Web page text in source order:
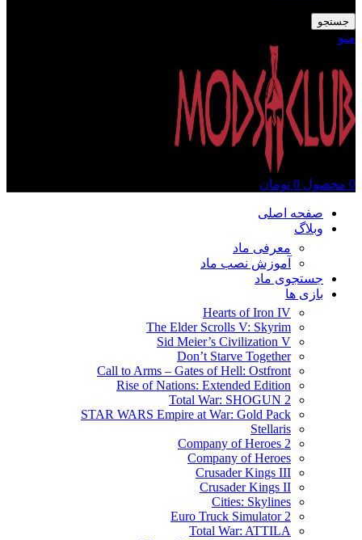
جستجو
منو
0 محصول 0 تومان
صفحه اصلی
وبلاگ
معرفی ماد
آموزش نصب ماد
جستجوی ماد
بازی ها
Hearts of Iron IV
The Elder Scrolls V: Skyrim
Sid Meier’s Civilization V
Don’t Starve Together
Call to Arms – Gates of Hell: Ostfront
Rise of Nations: Extended Edition
Total War: SHOGUN 2
STAR WARS Empire at War: Gold Pack
Stellaris
Company of Heroes 2
Company of Heroes
Crusader Kings III
Crusader Kings II
Cities: Skylines
Euro Truck Simulator 2
Total War: ATTILA